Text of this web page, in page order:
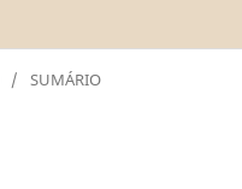
/ SUMÁRIO